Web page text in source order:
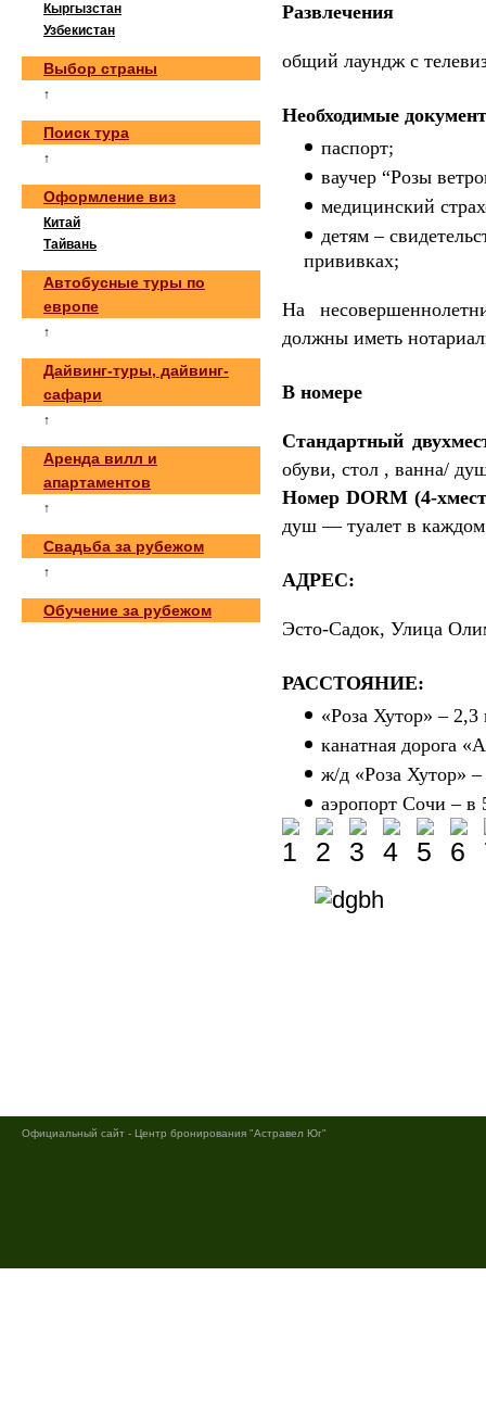
Развлечения
общий лаундж с
Необходимые
паспорт;
ваучер “Розы
медицинский
детям –
прививках;
На
должны иметь
В номере
Стандартный
обуви, стол , ванна/
Номер DORM (4-
душ — туалет в
АДРЕС:
Эсто-Садок, Улица
РАССТОЯНИЕ:
«Роза Хутор» –
канатная дорога
ж/д «Роза Хутор»
аэропорт Сочи – в
Кыргызстан
Узбекистан
Выбор страны
↑
Поиск тура
↑
Оформление виз
Китай
Тайвань
Автобусные туры по
европе
↑
Дайвинг-туры, дайвинг-
сафари
↑
Аренда вилл и
апартаментов
↑
Свадьба за рубежом
↑
Обучение за рубежом
Официальный сайт - Центр бронирования "Астравел Юг"